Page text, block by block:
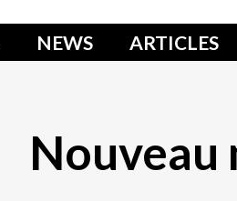
NEWS ARTICLES
Nouveau